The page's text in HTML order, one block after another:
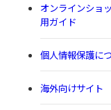
オンラインショ
用ガイド
個人情報保護に
海外向けサイト